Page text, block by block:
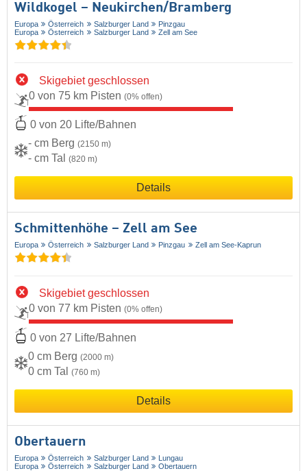
Wildkogel – Neukirchen/​Bramberg
Europa Österreich Salzburger Land
Pinzgau
Europa
Österreich Salzburger Land Zell am See
Skigebiet geschlossen
0 von 75 km Pisten (0% offen)
0 von 20 Lifte/Bahnen
- cm Berg (2150 m)
- cm Tal (820 m)
Details
Schmittenhöhe – Zell am See
Europa Österreich Salzburger Land Pinzgau Zell am See-Kaprun
Skigebiet geschlossen
0 von 77 km Pisten (0% offen)
0 von 27 Lifte/Bahnen
0 cm Berg (2000 m)
0 cm Tal (760 m)
Details
Obertauern
Europa Österreich Salzburger Land
Lungau
Europa
Österreich Salzburger Land Obertauern